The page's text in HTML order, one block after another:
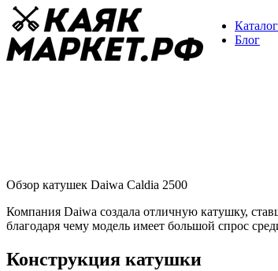
Каталог
Блог
Обзор катушек Daiwa Caldia 2500
Компания Daiwa создала отличную катушку,
благодаря чему модель имеет большой спрос
Конструкция катушки